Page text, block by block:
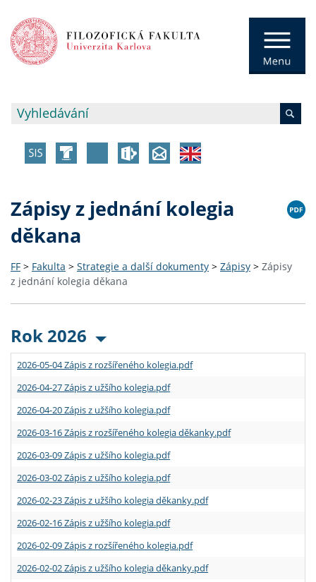
Zápisy z jednání kolegia
děkana
FF > Fakulta > Strategie a další dokumenty > Zápisy > Zápisy
z jednání kolegia děkana
Rok 2026
2026-05-04 Zápis z rozšířeného kolegia.pdf
2026-04-27 Zápis z užšího kolegia.pdf
2026-04-20 Zápis z užšího kolegia.pdf
2026-03-16 Zápis z rozšířeného kolegia děkanky.pdf
2026-03-09 Zápis z užšího kolegia.pdf
2026-03-02 Zápis z užšího kolegia.pdf
2026-02-23 Zápis z užšího kolegia děkanky.pdf
2026-02-16 Zápis z užšího kolegia.pdf
2026-02-09 Zápis z rozšířeného kolegia.pdf
2026-02-02 Zápis z užšího kolegia děkanky.pdf